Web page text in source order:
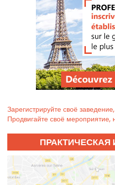
Зарегистрируйте своё
Продвигайте своё мероприятие,